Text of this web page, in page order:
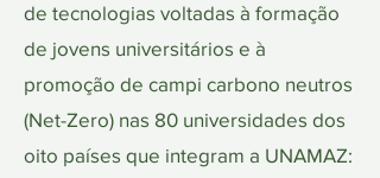
de tecnologias voltadas à formação
de jovens universitários e à
promoção de campi carbono neutros
(Net-Zero) nas 80 universidades dos
oito países que integram a UNAMAZ: